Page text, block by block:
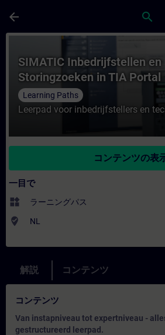
arrow_back search
コース - SIMATIC
SIMATIC Inbedrijfstellen en
Storingzoeken in TIA Portal
Learning Paths
Leerpad voor inbedrijfstellers en
コンテンツの表
一目で
widgets ラーニングパス
where_to_vote NL
解説 コンテンツ
コンテンツ
Van instapniveau tot expertniveau -
gestructureerd leerpad.